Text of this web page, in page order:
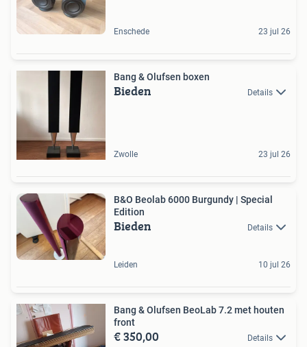
Enschede 23 jul 26
Bang & Olufsen boxen
Bieden Details
Zwolle 23 jul 26
B&O Beolab 6000 Burgundy | Special
Edition
Bieden Details
Leiden 10 jul 26
Bang & Olufsen BeoLab 7.2 met houten
front
€ 350,00 Details